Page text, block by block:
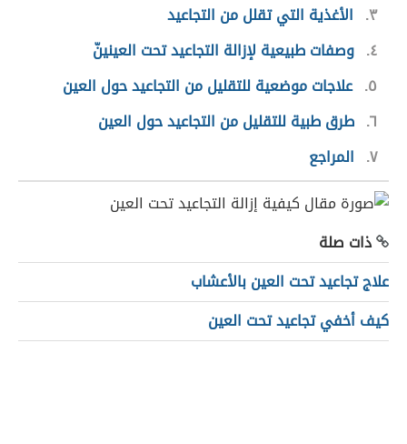
٣
الأغذية التي تقلل من التجاعيد
٤ وصفات طبيعية لإزالة التجاعيد تحت العينينّ
٥ علاجات موضعية للتقليل من التجاعيد حول العين
٦ طرق طبية للتقليل من التجاعيد حول العين
٧ المراجع
ذات صلة
علاج تجاعيد تحت العين بالأعشاب
كيف أخفي تجاعيد تحت العين